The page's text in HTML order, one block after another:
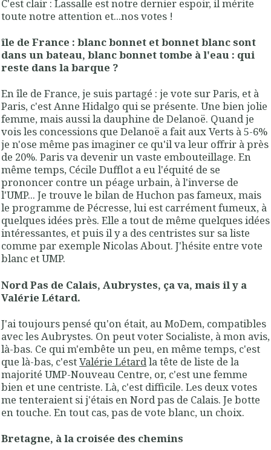
C'est clair : Lassalle est notre dernier espoir, il mérite
toute notre attention et...nos votes !
île de France : blanc bonnet et bonnet blanc sont
dans un bateau, blanc bonnet tombe à l'eau : qui
reste dans la barque ?
En île de France, je suis partagé : je vote sur Paris, et à
Paris, c'est Anne Hidalgo qui se présente. Une bien jolie
femme, mais aussi la dauphine de Delanoë. Quand je
vois les concessions que Delanoë a fait aux Verts à 5-6%
je n'ose même pas imaginer ce qu'il va leur offrir à près
de 20%. Paris va devenir un vaste embouteillage. En
même temps, Cécile Dufflot a eu l'équité de se
prononcer contre un péage urbain, à l'inverse de
l'UMP... Je trouve le bilan de Huchon pas fameux, mais
le programme de Pécresse, lui est carrément fumeux, à
quelques idées près. Elle a tout de même quelques idées
intéressantes, et puis il y a des centristes sur sa liste
comme par exemple Nicolas About. J'hésite entre vote
blanc et UMP.
Nord Pas de Calais, Aubrystes, ça va, mais il y a
Valérie Létard.
J'ai toujours pensé qu'on était, au MoDem, compatibles
avec les Aubrystes. On peut voter Socialiste, à mon avis,
là-bas. Ce qui m'embête un peu, en même temps, c'est
que là-bas, c'estValérie Létardla tête de liste de la
majorité UMP-Nouveau Centre, or, c'est une femme
bien et une centriste. Là, c'est difficile. Les deux votes
me tenteraient si j'étais en Nord pas de Calais. Je botte
en touche. En tout cas, pas de vote blanc, un choix.
Bretagne, à la croisée des chemins